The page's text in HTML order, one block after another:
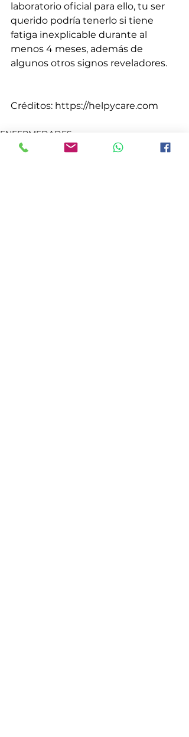
laboratorio oficial para ello, tu ser
querido podría tenerlo si tiene
fatiga inexplicable durante al
menos 4 meses, además de
algunos otros signos reveladores.
Créditos: https://helpycare.com
ENFERMEDADES